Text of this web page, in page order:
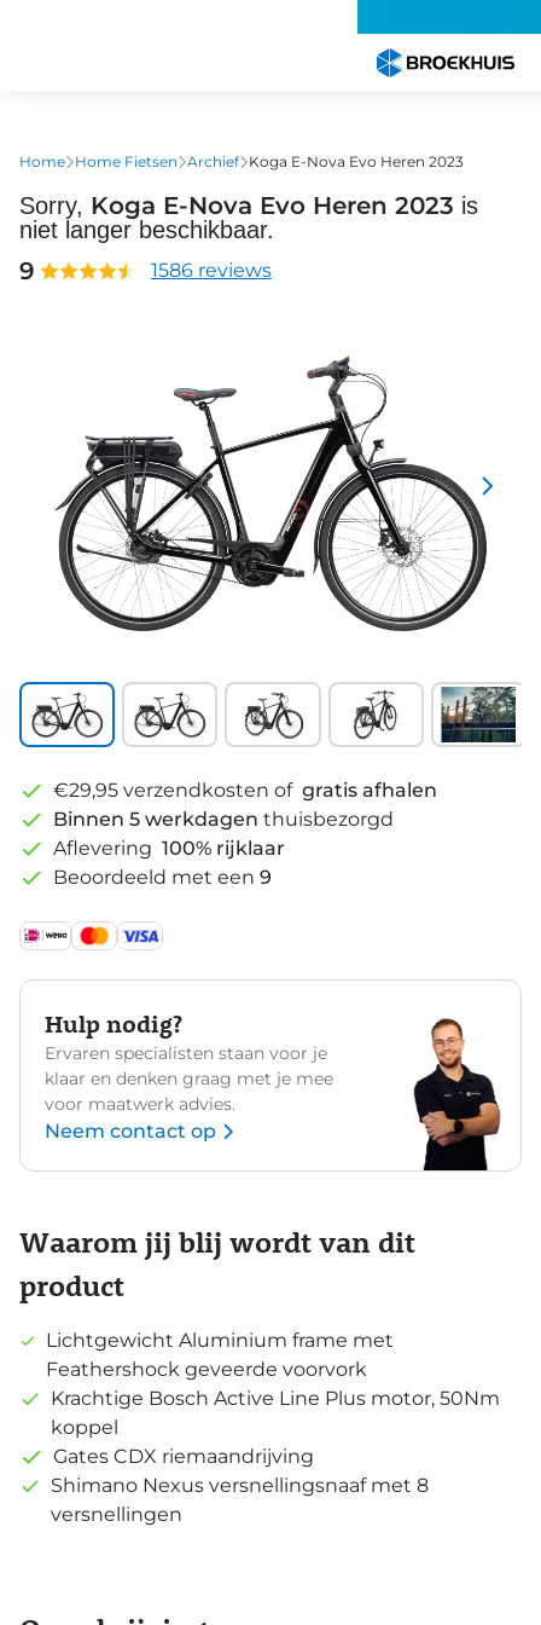
gaan
Home Home Fietsen Archief Koga E-Nova Evo Heren 2023
Sorry, Koga E-Nova Evo Heren 2023 is
niet langer beschikbaar.
9 1586 reviews
€29,95 verzendkosten of gratis afhalen
Binnen 5 werkdagen thuisbezorgd
Aflevering 100% rijklaar
Beoordeeld met een 9
Hulp nodig?
Ervaren specialisten staan voor je
klaar en denken graag met je mee
voor maatwerk advies.
Neem contact op
Waarom jij blij wordt van dit
product
Lichtgewicht Aluminium frame met
Feathershock geveerde voorvork
Krachtige Bosch Active Line Plus motor, 50Nm
koppel
Gates CDX riemaandrijving
Shimano Nexus versnellingsnaaf met 8
versnellingen